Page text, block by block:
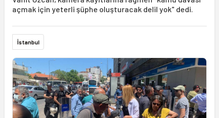
açmak için yeterli şüphe oluşturacak delil yok" dedi.
İstanbul